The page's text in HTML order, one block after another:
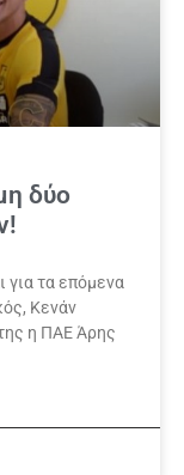
δύο
για τα επόμενα
Κενάν
η ΠΑΕ Άρης